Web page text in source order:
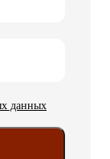
данных